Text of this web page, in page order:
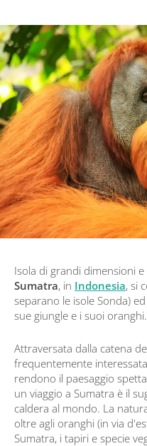
Isola di grandi dimensioni
Sumatra, in Indonesia, si
separano le isole Sonda)
sue giungle e i suoi oranghi.
Attraversata dalla catena
frequentemente
rendono il paesaggio
un viaggio a Sumatra è il
caldera al mondo. La
oltre agli oranghi (in via
Sumatra, i tapiri e specie